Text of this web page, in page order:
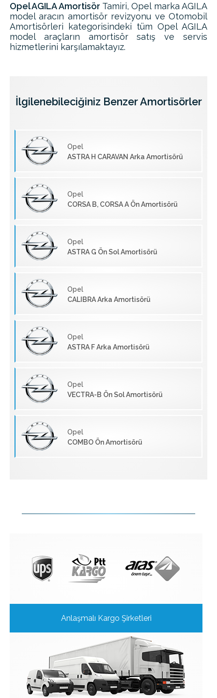
Opel AGILA Amortisör Tamiri, Opel marka AGILA
model aracın amortisör revizyonu ve Otomobil
Amortisörleri kategorisindeki tüm Opel AGILA
model araçların amortisör satış ve servis
hizmetlerini karşılamaktayız.
İlgilenebileciğiniz Benzer Amortisörler
Opel
ASTRA H CARAVAN Arka Amortisörü
Opel
CORSA B, CORSA A Ön Amortisörü
Opel
ASTRA G Ön Sol Amortisörü
Opel
CALIBRA Arka Amortisörü
Opel
ASTRA F Arka Amortisörü
Opel
VECTRA-B Ön Sol Amortisörü
Opel
COMBO Ön Amortisörü
Anlaşmalı Kargo Şirketleri